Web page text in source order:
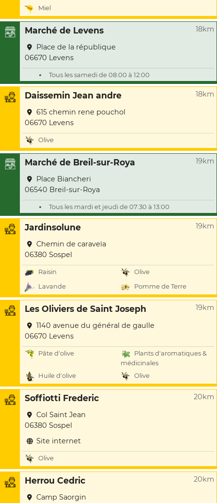
Miel
Marché de Levens 18km
Place de la république
06670 Levens
Tous les samedi de 08:00 à 12:00
Daissemin Jean andre 18km
615 chemin rene pouchol
06670 Levens
Olive
Marché de Breil-sur-Roya 19km
Place Biancheri
06540 Breil-sur-Roya
Tous les mardi et jeudi de 07:30 à 13:00
Jardinsolune 19km
Chemin de caraveïa
06380 Sospel
Raisin
Olive
Lavande
Pomme de Terre
Les Oliviers de Saint Joseph 19km
1140 avenue du général de gaulle
06670 Levens
Pâte d'olive
Plants d'aromatiques &
médicinales
Huile d'olive
Olive
Soffiotti Frederic 20km
Col Saint Jean
06380 Sospel
Site internet
Olive
Herrou Cedric 20km
Camp Saorgin